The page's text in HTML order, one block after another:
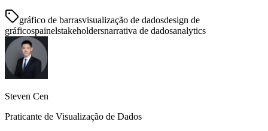
gráfico de barrasvisualização de dadosdesign de
gráficospainelstakeholdersnarrativa de dadosanalytics
Steven Cen
Praticante de Visualização de Dados